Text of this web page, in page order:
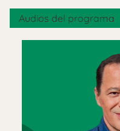
Audios del programa